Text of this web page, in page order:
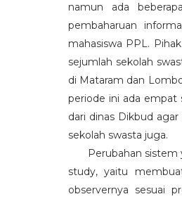
namun ada
pembaharuan
mahasiswa PPL.
sejumlah sekolah
di Mataram dan
periode ini ada empat
dari dinas Dikbud
sekolah swasta juga.
Perubahan sistem
study, yaitu
observernya sesuai